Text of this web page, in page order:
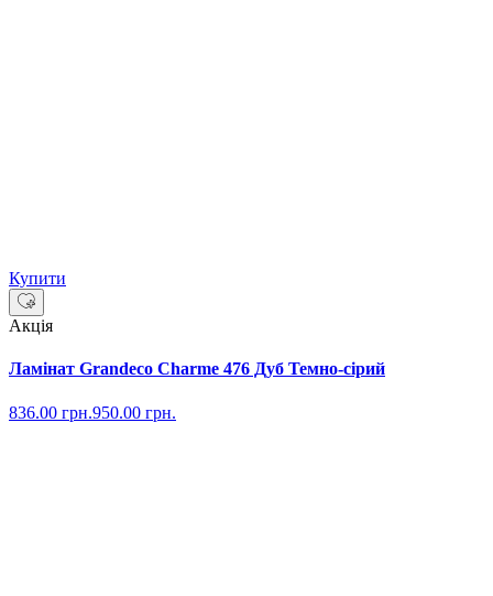
Купити
Акція
Ламінат Grandeco Charme 476 Дуб Темно-сірий
836.00 грн.950.00 грн.